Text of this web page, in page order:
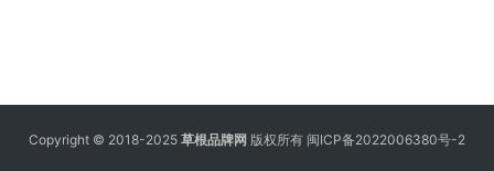
Copyright © 2018-2025 草根品牌网 版权所有 闽ICP备2022006380号-2